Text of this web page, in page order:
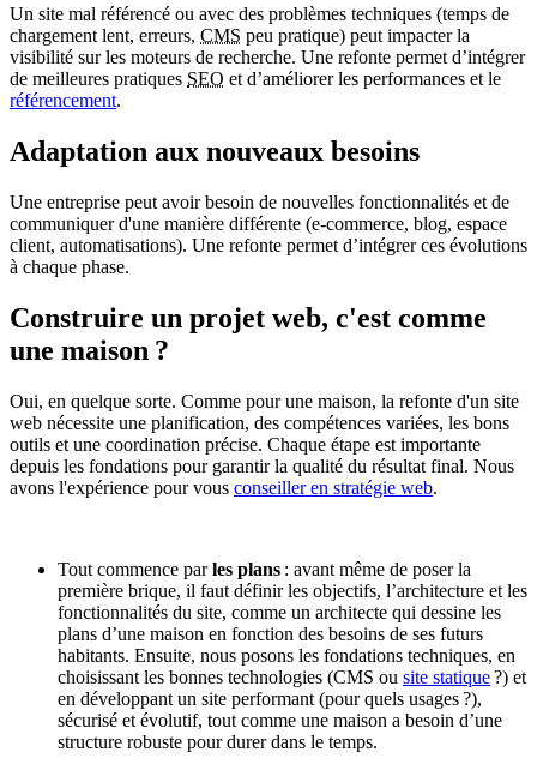
Un site mal référencé ou avec des problèmes techniques (temps de
chargement lent, erreurs, CMS peu pratique) peut impacter la
visibilité sur les moteurs de recherche. Une refonte permet d’intégrer
de meilleures pratiques SEO et d’améliorer les performances et le
référencement.
Adaptation aux nouveaux besoins
Une entreprise peut avoir besoin de nouvelles fonctionnalités et de
communiquer d'une manière différente (e-commerce, blog, espace
client, automatisations). Une refonte permet d’intégrer ces évolutions
à chaque phase.
Construire un projet web, c'est comme
une maison ?
Oui, en quelque sorte. Comme pour une maison, la refonte d'un site
web nécessite une planification, des compétences variées, les bons
outils et une coordination précise. Chaque étape est importante
depuis les fondations pour garantir la qualité du résultat final. Nous
avons l'expérience pour vous conseiller en stratégie web.
Tout commence parles plans : avant même de poser la
première brique, il faut définir les objectifs, l’architecture et les
fonctionnalités du site, comme un architecte qui dessine les
plans d’une maison en fonction des besoins de ses futurs
habitants. Ensuite, nous posons les fondations techniques, en
choisissant les bonnes technologies (CMS ou site statique?) et
en développant un site performant (pour quels usages ?),
sécurisé et évolutif, tout comme une maison a besoin d’une
structure robuste pour durer dans le temps.